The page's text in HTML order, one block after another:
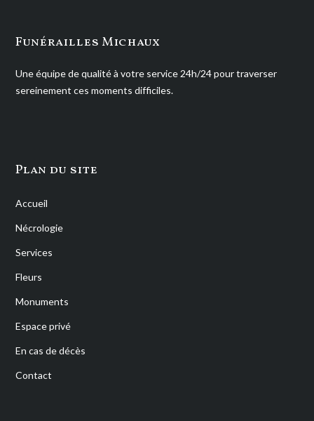
Funérailles Michaux
Une équipe de qualité à votre service 24h/24 pour traverser
sereinement ces moments difficiles.
Plan du site
Accueil
Nécrologie
Services
Fleurs
Monuments
Espace privé
En cas de décès
Contact